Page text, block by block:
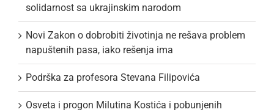
solidarnost sa ukrajinskim narodom
Novi Zakon o dobrobiti životinja ne rešava problem
napuštenih pasa, iako rešenja ima
Podrška za profesora Stevana Filipovića
Osveta i progon Milutina Kostića i pobunjenih